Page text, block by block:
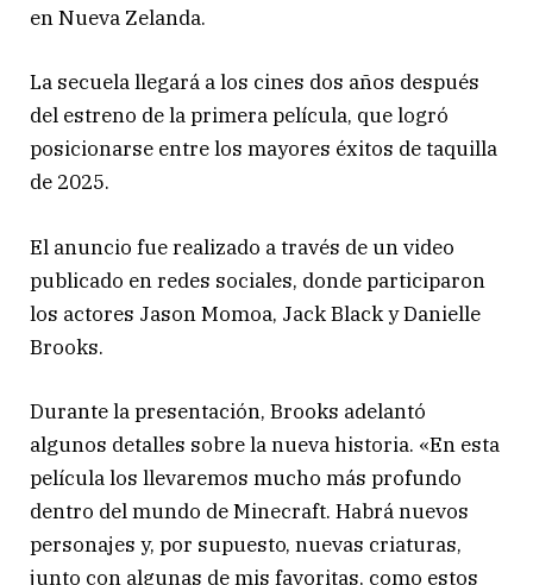
en Nueva Zelanda.
La secuela llegará a los cines dos años después
del estreno de la primera película, que logró
posicionarse entre los mayores éxitos de taquilla
de 2025.
El anuncio fue realizado a través de un video
publicado en redes sociales, donde participaron
los actores Jason Momoa, Jack BlackyDanielle
Brooks.
Durante la presentación, Brooks adelantó
algunos detalles sobre la nueva historia. «En esta
película los llevaremos mucho más profundo
dentro del mundo de Minecraft. Habrá nuevos
personajes y, por supuesto, nuevas criaturas,
junto con algunas de mis favoritas, como estos